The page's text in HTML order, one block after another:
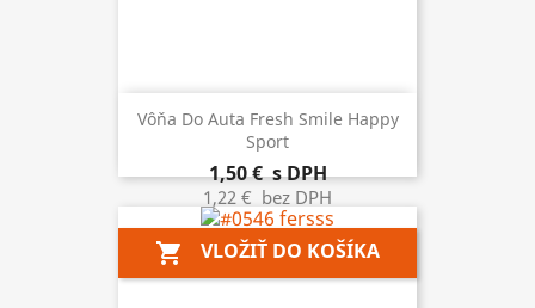
Vôňa Do Auta Fresh Smile Happy
Sport
1,50 €s DPH
1,22 € bez DPH
shopping_cart VLOŽIŤ DO KOŠÍKA